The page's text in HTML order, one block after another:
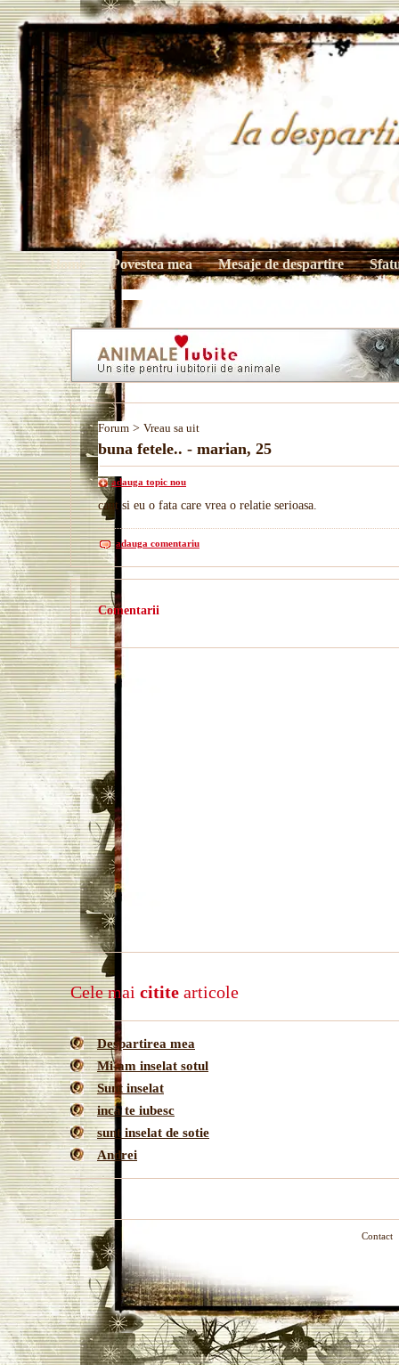
Home Povestea mea Mesaje de despartire
Forum > Vreau sa uit
buna fetele.. - marian, 25
adauga topic nou
caut si eu o fata care vrea o relatie serioasa.
adauga comentariu
Comentarii
Cele mai citite articole
Despartirea mea
Mi-am inselat sotul
Sunt inselat
inca te iubesc
sunt inselat de sotie
Andrei
Contact